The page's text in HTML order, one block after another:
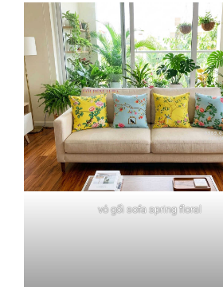
vỏ gối sofa spring floral